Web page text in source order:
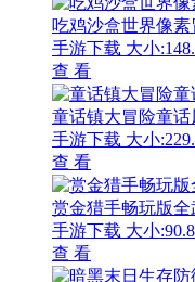
吃鸡沙盒世界像素
手游下载 大小
查 看
童话镇大冒险童话
手游下载 大小
查 看
赏金猎手畅玩版全
手游下载 大小
查 看